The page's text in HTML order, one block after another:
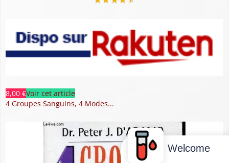
8,00 €Voir cet article
4 Groupes Sanguins, 4 Modes...
Welcome